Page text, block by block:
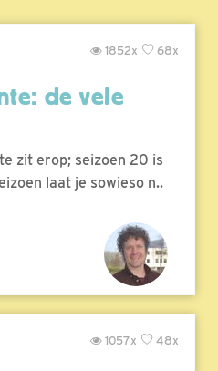
68x
1852x
de vele
zit erop; seizoen 20 is
laat je sowieso n..
48x
1057x